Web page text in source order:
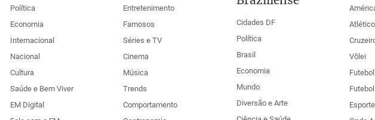
Política
Economia
Internacional
Nacional
Cultura
Saúde e Bem Viver
EM Digital
Entretenimento
Famosos
Séries e TV
Cinema
Música
Trends
Comportamento
Cidades DF
Política
Brasil
Economia
Mundo
Diversão e Arte
Atlético
Vôlei